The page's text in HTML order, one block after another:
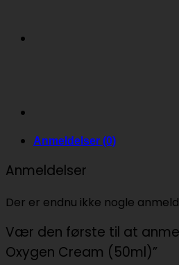
Anmeldelser (0)
Anmeldelser
Der er endnu ikke nogle
Vær den første til at
Oxygen Cream (50ml)”